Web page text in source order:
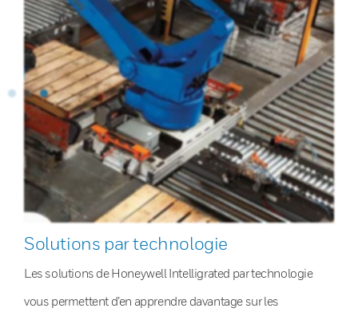
Solutions par technologie
Les solutions de Honeywell Intelligrated par technologie
vous permettent d’en apprendre davantage sur les